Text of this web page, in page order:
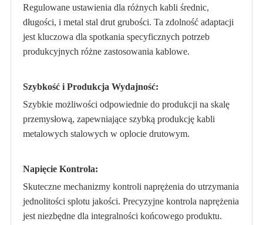
Regulowane ustawienia dla różnych kabli średnic,
długości, i metal stal drut grubości. Ta zdolność adaptacji
jest kluczowa dla spotkania specyficznych potrzeb
produkcyjnych różne zastosowania kablowe.
Szybkość i Produkcja Wydajność:
Szybkie możliwości odpowiednie do produkcji na skalę
przemysłową, zapewniające szybką produkcję kabli
metalowych stalowych w oplocie drutowym.
Napięcie Kontrola:
Skuteczne mechanizmy kontroli naprężenia do utrzymania
jednolitości splotu jakości. Precyzyjne kontrola naprężenia
jest niezbędne dla integralności końcowego produktu.